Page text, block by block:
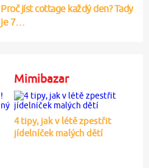
Proč jíst cottage každý den? Tady
je 7…
Mimibazar
4 tipy, jak v létě zpestřit
jídelníček malých dětí